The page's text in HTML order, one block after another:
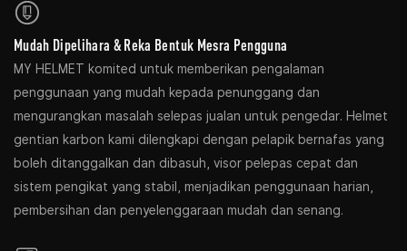
Mudah Dipelihara & Reka Bentuk Mesra Pengguna
MY HELMET komited untuk memberikan pengalaman
penggunaan yang mudah kepada penunggang dan
mengurangkan masalah selepas jualan untuk pengedar. Helmet
gentian karbon kami dilengkapi dengan pelapik bernafas yang
boleh ditanggalkan dan dibasuh, visor pelepas cepat dan
sistem pengikat yang stabil, menjadikan penggunaan harian,
pembersihan dan penyelenggaraan mudah dan senang.